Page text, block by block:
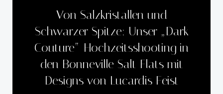
Von Salzkristallen und
Schwarzer Spitze: Unser „Dark
Couture“-Hochzeitsshooting in
den Bonneville Salt Flats mit
Designs von Lucardis Feist